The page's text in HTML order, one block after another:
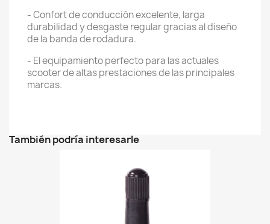
- Confort de conducción excelente, larga
durabilidad y desgaste regular gracias al diseño
de la banda de rodadura.
- El equipamiento perfecto para las actuales
scooter de altas prestaciones de las principales
marcas.
También podría interesarle